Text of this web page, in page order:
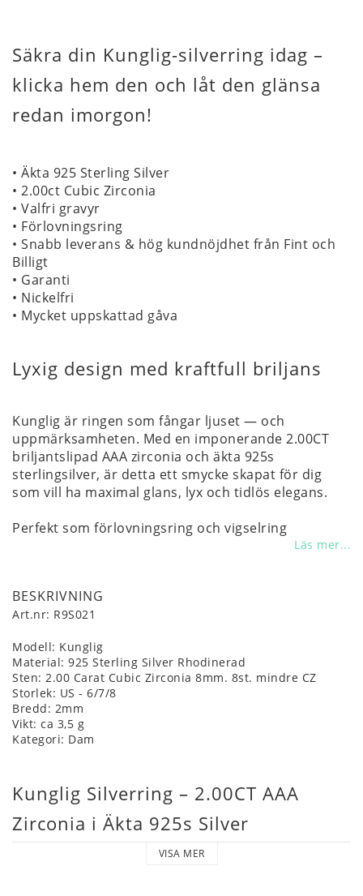
Säkra din Kunglig-silverring idag –
klicka hem den och låt den glänsa
redan imorgon!
• Äkta 925 Sterling Silver
• 2.00ct Cubic Zirconia
• Valfri gravyr
• Förlovningsring
• Snabb leverans & hög kundnöjdhet från Fint och
Billigt
• Garanti
• Nickelfri
• Mycket uppskattad gåva
Lyxig design med kraftfull briljans
Kunglig är ringen som fångar ljuset — och
uppmärksamheten. Med en imponerande 2.00CT
briljantslipad AAA zirconia och äkta 925s
sterlingsilver, är detta ett smycke skapat för dig
som vill ha maximal glans, lyx och tidlös elegans.
Perfekt som förlovningsring och vigselring
Läs mer...
BESKRIVNING
Art.nr: R9S021
Modell: Kunglig
Material: 925 Sterling Silver Rhodinerad
Sten: 2.00 Carat Cubic Zirconia 8mm. 8st. mindre CZ
Storlek: US - 6/7/8
Bredd: 2mm
Vikt: ca 3,5 g
Kategori: Dam
Kunglig Silverring – 2.00CT AAA
Zirconia i Äkta 925s Silver
VISA MER